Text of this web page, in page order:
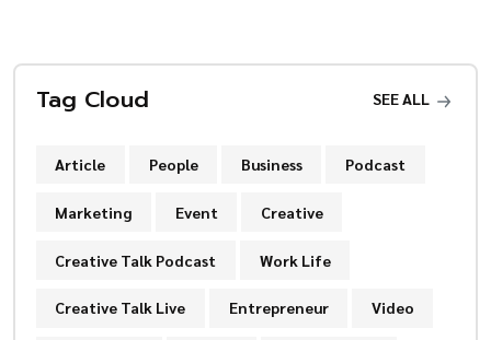
Tag Cloud SEE ALL
Article People Business Podcast
Marketing Event Creative
Creative Talk Podcast Work Life
Creative Talk Live Entrepreneur Video